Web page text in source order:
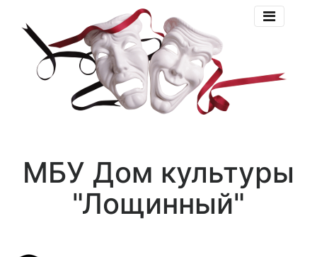
МБУ Дом культуры
"Лощинный"